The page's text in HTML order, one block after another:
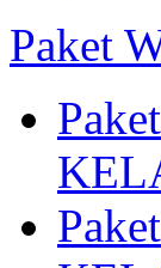
Paket